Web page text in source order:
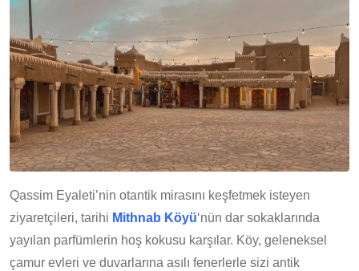
Qassim Eyaleti’nin otantik mirasını keşfetmek isteyen
ziyaretçileri, tarihi Mithnab Köyü‘nün dar sokaklarında
yayılan parfümlerin hoş kokusu karşılar. Köy, geleneksel
çamur evleri ve duvarlarına asılı fenerlerle sizi antik